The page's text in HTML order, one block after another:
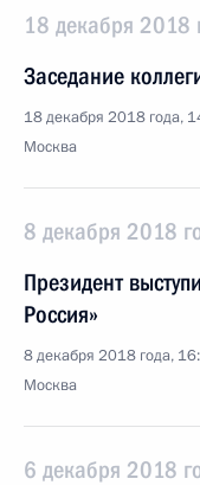
18 декабря 2018
Заседание
18 декабря 2018 года,
Москва
8 декабря 2018
Президент
Россия»
8 декабря 2018 года,
Москва
6 декабря 2018